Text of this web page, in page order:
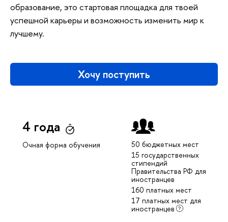
образование, это стартовая площадка для твоей
успешной карьеры и возможность изменить мир к
лучшему.
Хочу поступить
4 года
Очная форма обучения
50 бюджетных мест
15 государственных
стипендий
Правительства РФ для
иностранцев
160 платных мест
17 платных мест для
иностранцев